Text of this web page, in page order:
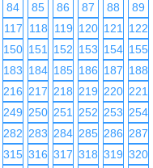
84 85 86 87 88 89
117 118 119 120 121 122
150 151 152 153 154 155
183 184 185 186 187 188
216 217 218 219 220 221
249 250 251 252 253 254
282 283 284 285 286 287
315 316 317 318 319 320